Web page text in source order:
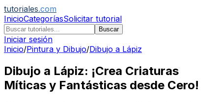
tutoriales.com
InicioCategoríasSolicitar tutorial
Buscar
Iniciar sesión
Inicio/Pintura y Dibujo/Dibujo a Lápiz
Dibujo a Lápiz: ¡Crea Criaturas
Míticas y Fantásticas desde Cero!